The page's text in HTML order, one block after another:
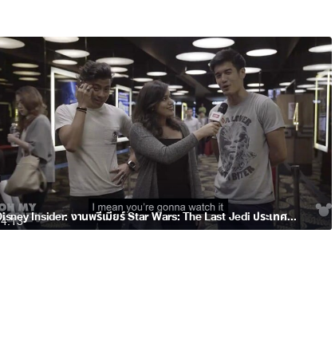
4:13 Disney Insider: งานพรีเมียร์ Star Wars: The Last Jedi ประเทศสิงคโปร์